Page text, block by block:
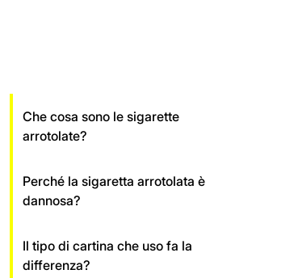
Che cosa sono le sigarette
arrotolate?
Perché la sigaretta arrotolata è
dannosa?
Il tipo di cartina che uso fa la
differenza?